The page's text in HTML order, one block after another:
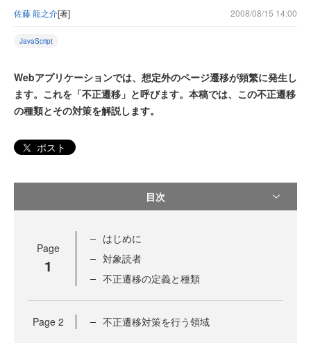
佐藤 龍之介[著] 2008/08/15 14:00
JavaScript
Webアプリケーションでは、想定外のページ遷移が頻繁に発生し
ます。これを「不正遷移」と呼びます。本稿では、この不正遷移
の種類とその対策を解説します。
ポスト
目次
Page
1
はじめに
対象読者
不正遷移の定義と種類
Page 2 不正遷移対策を行う領域